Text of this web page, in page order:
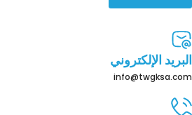
البريد الإلكتروني
info@twgksa.com